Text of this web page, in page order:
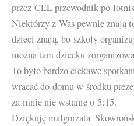
przez CEL przewodnik po
Niektórzy z Was pewnie znają
dzieci znają, bo szkoły
można tam dziecku
To było bardzo ciekawe
wracać do domu w środku
za mnie nie wstanie o 5:15.
Dziękuję